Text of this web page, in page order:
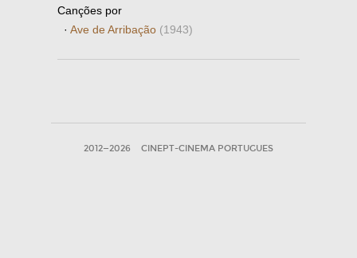
Canções por
· Ave de Arribação (1943)
2012—2026 CINEPT-CINEMA PORTUGUES